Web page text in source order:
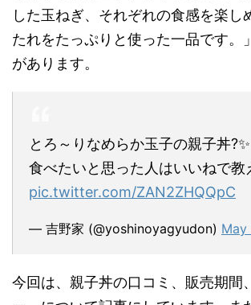
した玉ねぎ、それぞれの食感を楽し
たれをたっぷりと使った一品です。
があります。
とろ～りなめらか玉子の親子丼?✨
食べたいと思った人はいいねで教
pic.twitter.com/ZAN2ZHQQpC
— 吉野家 (@yoshinoyagyudon) May
今回は、親子丼の口コミ、販売期間